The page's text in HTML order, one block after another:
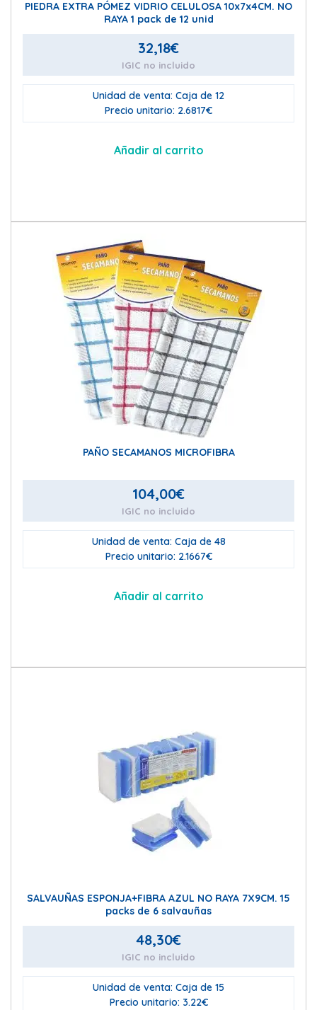
PIEDRA EXTRA PÓMEZ VIDRIO CELULOSA 10x7x4CM. NO
RAYA 1 pack de 12 unid
32,18€
IGIC no incluido
Unidad de venta: Caja de 12
Precio unitario: 2.6817€
Añadir al carrito
PAÑO SECAMANOS MICROFIBRA
104,00€
IGIC no incluido
Unidad de venta: Caja de 48
Precio unitario: 2.1667€
Añadir al carrito
SALVAUÑAS ESPONJA+FIBRA AZUL NO RAYA 7X9CM. 15
packs de 6 salvauñas
48,30€
IGIC no incluido
Unidad de venta: Caja de 15
Precio unitario: 3.22€